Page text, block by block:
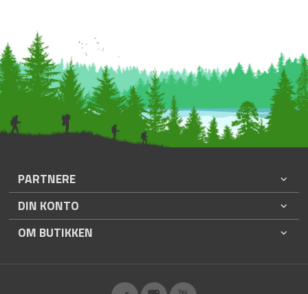
PARTNERE
DIN KONTO
OM BUTIKKEN